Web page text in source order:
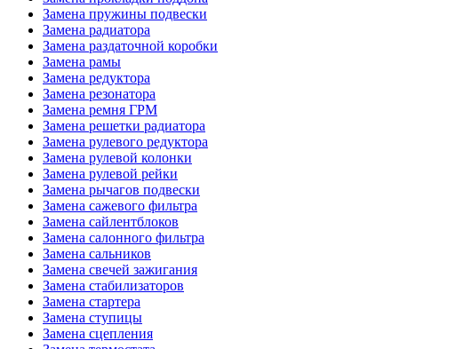
Замена пружины подвески
Замена радиатора
Замена раздаточной коробки
Замена рамы
Замена редуктора
Замена резонатора
Замена ремня ГРМ
Замена решетки радиатора
Замена рулевого редуктора
Замена рулевой колонки
Замена рулевой рейки
Замена рычагов подвески
Замена сажевого фильтра
Замена сайлентблоков
Замена салонного фильтра
Замена сальников
Замена свечей зажигания
Замена стабилизаторов
Замена стартера
Замена ступицы
Замена сцепления